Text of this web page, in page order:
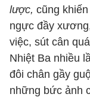
lược, cũng
ngực đầy
việc, sút cân
Nhiệt Ba nhiều
đôi chân gầy
những bức ảnh